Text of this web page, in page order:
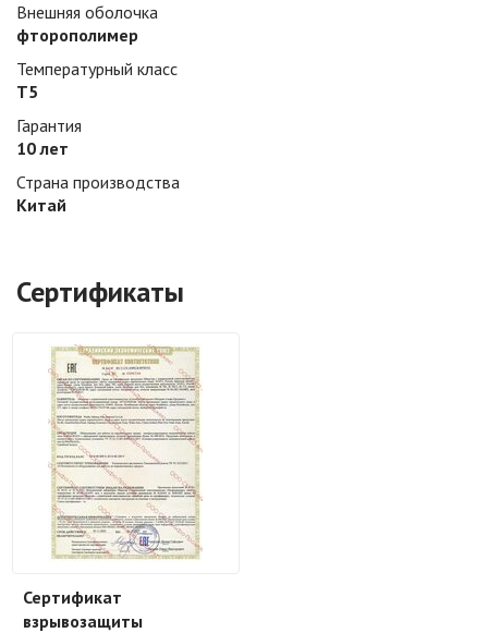
Внешняя оболочка
фторополимер
Температурный класс
Т5
Гарантия
10 лет
Страна производства
Китай
Сертификаты
Сертификат
взрывозащиты